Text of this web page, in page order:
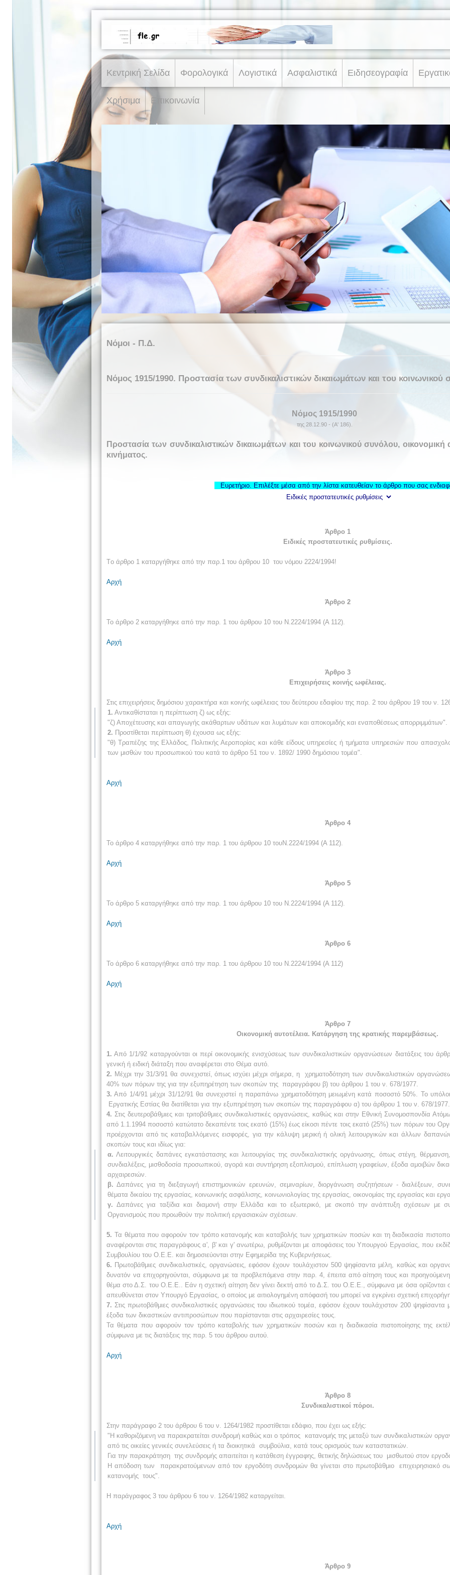
Κεντρική Σελίδα Φορολογικά Λογιστικά Ασφαλιστικά Ειδησεογραφία
Χρήσιμα Επικοινωνία
Νόμοι - Π.Δ.
Νόμος 1915/1990. Προστασία των συνδικαλιστικών δικαιωμάτων και του κοινωνικού
Νόμος 1915/1990
της 28.12.90 - (Α' 186).
Προστασία των συνδικαλιστικών δικαιωμάτων και του κοινωνικού συνόλου, οικονομική
κινήματος.
Ευρετήριο. Επιλέξτε μέσα από την λίστα κατευθείαν το άρθρο που σας
Άρθρο 1
Ειδικές προστατευτικές ρυθμίσεις.
Tο άρθρο 1 καταργήθηκε από την παρ.1 του άρθρου 10 του νόμου 2224/1994!
Αρχή
Άρθρο 2
Το άρθρο 2 καταργήθηκε από την παρ. 1 του άρθρου 10 του Ν.2224/1994 (Α 112).
Αρχή
Άρθρο 3
Επιχειρήσεις κοινής ωφέλειας.
Στις επιχειρήσεις δημόσιου χαρακτήρα και κοινής ωφέλειας του δεύτερου εδαφίου της παρ. 2 του άρθρου 19 του ν.
1. Αντικαθίσταται η περίπτωση ζ) ως εξής:
"ζ) Αποχέτευσης και απαγωγής ακάθαρτων υδάτων και λυμάτων και αποκομιδής και εναποθέσεως απορριμμάτων".
2. Προστίθεται περίπτωση θ) έχουσα ως εξής:
"θ) Τραπέζης της Ελλάδος, Πολιτικής Αεροπορίας και κάθε είδους υπηρεσίες ή τμήματα υπηρεσιών που
των μισθών του προσωπικού του κατά το άρθρο 51 του ν. 1892/ 1990 δημόσιου τομέα".
Αρχή
Άρθρο 4
Το άρθρο 4 καταργήθηκε από την παρ. 1 του άρθρου 10 τουΝ.2224/1994 (Α 112).
Αρχή
Άρθρο 5
Το άρθρο 5 καταργήθηκε από την παρ. 1 του άρθρου 10 του Ν.2224/1994 (Α 112).
Αρχή
Άρθρο 6
Το άρθρο 6 καταργήθηκε από την παρ. 1 του άρθρου 10 του Ν.2224/1994 (Α 112)
Αρχή
Άρθρο 7
Οικονομική αυτοτέλεια. Κατάργηση της κρατικής παρεμβάσεως.
1. Από 1/1/92 καταργούνται οι περί οικονομικής ενισχύσεως των συνδικαλιστικών οργανώσεων διατάξεις του
γενική ή ειδική διάταξη που αναφέρεται στο Θέμα αυτό.
2. Μέχρι την 31/3/91 θα συνεχιστεί, όπως ισχύει μέχρι σήμερα, η
χρηματοδότηση των συνδικαλιστικών
40% των πόρων της για την εξυπηρέτηση των σκοπών της παραγράφου β) του άρθρου 1 του ν. 678/1977.
3. Από 1/4/91 μέχρι 31/12/91 θα συνεχιστεί η παραπάνω χρηματοδότηση μειωμένη κατά ποσοστό 50%. Το
Εργατικής Εστίας θα διατίθεται για την εξυπηρέτηση των σκοπών της παραγράφου α) του άρθρου 1 του ν. 678/
4. Στις δευτεροβάθμιες και τριτοβάθμιες συνδικαλιστικές οργανώσεις, καθώς και στην Εθνική Συνομοσπονδία
από 1.1.1994 ποσοστό κατώτατο δεκαπέντε τοις εκατό (15%) έως είκοσι πέντε τοις εκατό (25%) των πόρων του
προέρχονται από τις καταβαλλόμενες εισφορές, για την κάλυψη μερική ή ολική λειτουργικών και άλλων
σκοπών τους και ιδίως για:
α. Λειτουργικές δαπάνες εγκατάστασης και λειτουργίας της συνδικαλιστικής οργάνωσης, όπως στέγη,
συνδιαλέξεις, μισθοδοσία προσωπικού, αγορά και συντήρηση εξοπλισμού, επίπλωση γραφείων, έξοδα αμοιβών
αρχαιρεσιών.
β. Δαπάνες για τη διεξαγωγή επιστημονικών ερευνών, σεμιναρίων, διοργάνωση συζητήσεων - διαλέξεων,
θέματα δικαίου της εργασίας, κοινωνικής ασφάλισης, κοινωνιολογίας της εργασίας, οικονομίας της εργασίας και
γ. Δαπάνες για ταξίδια και διαμονή στην Ελλάδα και το εξωτερικό, με σκοπό την ανάπτυξη σχέσεων με
Οργανισμούς που προωθούν την πολιτική εργασιακών σχέσεων.
5. Τα θέματα που αφορούν τον τρόπο κατανομής και καταβολής των χρηματικών ποσών και τη διαδικασία
αναφέρονται στις παραγράφους α', β' και γ' ανωτέρω, ρυθμίζονται με αποφάσεις του Υπουργού Εργασίας, που
Συμβουλίου του Ο.Ε.Ε. και δημοσιεύονται στην Εφημερίδα της Κυβερνήσεως.
6. Πρωτοβάθμιες συνδικαλιστικές, οργανώσεις, εφόσον έχουν τουλάχιστον 500 ψηφίσαντα μέλη, καθώς και
δυνατόν να επιχορηγούνται, σύμφωνα με τα προβλεπόμενα στην παρ. 4, έπειτα από αίτηση τους και
θέμα στο Δ.Σ. του Ο.Ε.Ε.. Εάν η σχετική αίτηση δεν γίνει δεκτή από το Δ.Σ. του Ο.Ε.Ε., σύμφωνα με όσα
απευθύνεται στον Υπουργό Εργασίας, ο οποίος με αιτιολογημένη απόφασή του μπορεί να εγκρίνει σχετική
7. Στις πρωτοβάθμιες συνδικαλιστικές οργανώσεις του ιδιωτικού τομέα, εφόσον έχουν τουλάχιστον 200
έξοδα των δικαστικών αντιπροσώπων που παρίστανται στις αρχαιρεσίες τους.
Τα θέματα που αφορούν τον τρόπο καταβολής των χρηματικών ποσών και η διαδικασία πιστοποίησης της
σύμφωνα με τις διατάξεις της παρ. 5 του άρθρου αυτού.
Αρχή
Άρθρο 8
Συνδικαλιστικοί πόροι.
Στην παράγραφο 2 του άρθρου 6 του ν. 1264/1982 προστίθεται εδάφιο, που έχει ως εξής:
"Η καθοριζόμενη να παρακρατείται συνδρομή καθώς και ο τρόπος
κατανομής της μεταξύ των συνδικαλιστικών
από τις οικείες γενικές συνελεύσεις ή τα διοικητικά συμβούλια, κατά τους ορισμούς των καταστατικών.
Για την παρακράτηση της συνδρομής απαιτείται η κατάθεση έγγραφης, θετικής δηλώσεως του μισθωτού στον
Η απόδοση των
παρακρατούμενων από τον εργοδότη συνδρομών θα γίνεται στο πρωτοβάθμιο
επιχειρησιακό
κατανομής τους".
Η παράγραφος 3 του άρθρου 6 του ν. 1264/1982 καταργείται.
Αρχή
Άρθρο 9